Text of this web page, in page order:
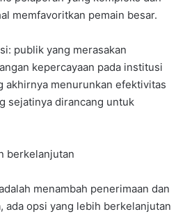
memfavoritkan pemain besar.
publik yang merasakan
kepercayaan pada institusi
akhirnya menurunkan efektivitas
sejatinya dirancang untuk
berkelanjutan
menambah penerimaan dan
ada opsi yang lebih berkelanjutan